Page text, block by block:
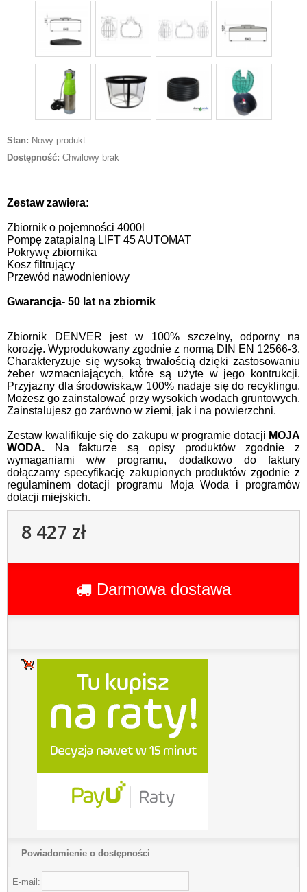
Stan: Nowy produkt
Dostępność: Chwilowy brak
Zestaw zawiera:
Zbiornik o pojemności 4000l
Pompę zatapialną LIFT 45 AUTOMAT
Pokrywę zbiornika
Kosz filtrujący
Przewód nawodnieniowy
Gwarancja- 50 lat na zbiornik
Zbiornik DENVER jest w 100% szczelny, odporny na
korozję. Wyprodukowany zgodnie z normą DIN EN 12566-3.
Charakteryzuje się wysoką trwałością dzięki zastosowaniu
żeber wzmacniających, które są użyte w jego kontrukcji.
Przyjazny dla środowiska,w 100% nadaje się do recyklingu.
Możesz go zainstalować przy wysokich wodach gruntowych.
Zainstalujesz go zarówno w ziemi, jak i na powierzchni.
Zestaw kwalifikuje się do zakupu w programie dotacji MOJA
WODA. Na fakturze są opisy produktów zgodnie z
wymaganiami w/w programu, dodatkowo do faktury
dołączamy specyfikację zakupionych produktów zgodnie z
regulaminem dotacji programu Moja Woda i programów
dotacji miejskich.
8 427 zł
Darmowa dostawa
Powiadomienie o dostępności
E-mail: